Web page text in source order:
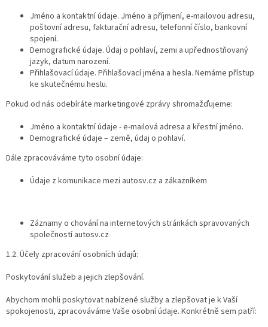
Jméno a kontaktní údaje. Jméno a příjmení, e-mailovou adresu,
poštovní adresu, fakturační adresu, telefonní číslo, bankovní
spojení.
Demografické údaje. Údaj o pohlaví, zemi a upřednostňovaný
jazyk, datum narození.
Přihlašovací údaje. Přihlašovací jména a hesla. Nemáme přístup
ke skutečnému heslu.
Pokud od nás odebíráte marketingové zprávy shromažďujeme:
Jméno a kontaktní údaje - e-mailová adresa a křestní jméno.
Demografické údaje – země, údaj o pohlaví.
Dále zpracováváme tyto osobní údaje:
Údaje z komunikace mezi autosv.cz a zákazníkem
Záznamy o chování na internetových stránkách spravovaných
společností autosv.cz
1.2. Účely zpracování osobních údajů:
Poskytování služeb a jejich zlepšování.
Abychom mohli poskytovat nabízené služby a zlepšovat je k Vaší
spokojenosti, zpracováváme Vaše osobní údaje. Konkrétně sem patří: